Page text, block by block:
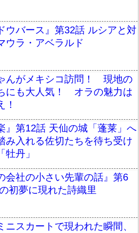
ウバース』第32話 ルシアと対
ウラ・アベラルド
んがメキシコ訪問！ 現地の
にも大人気！ オラの魅力は
！
』第12話 天仙の城「蓬莱」へ
み入れる佐切たちを待ち受け
牡丹」
会社の小さい先輩の話』第6
初夢に現れた詩織里
ニスカートで現われた瞬間、